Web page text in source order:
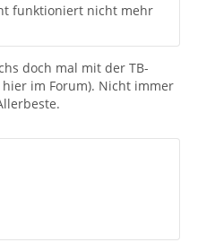
funktioniert nicht mehr
doch mal mit der TB-
hier im Forum). Nicht immer